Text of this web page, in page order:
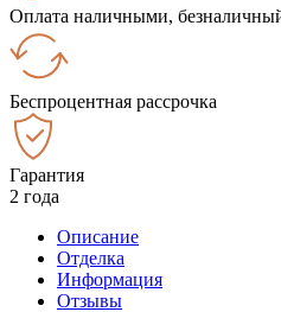
Оплата наличными,
Беспроцентная рассрочка
Гарантия
2 года
Описание
Отделка
Информация
Отзывы